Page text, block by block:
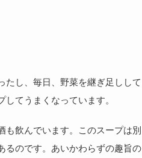
たし、毎日、野菜を継ぎ足しして
てうまくなっています。
飲んでいます。このスープは別
るのです。あいかわらずの趣旨の